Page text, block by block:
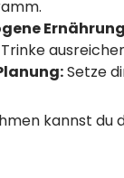
Trinke
Setze
kannst du